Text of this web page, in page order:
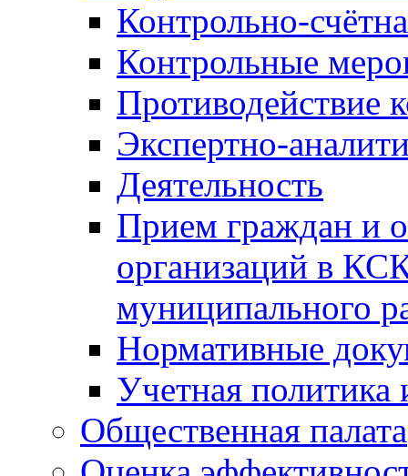
Контрольно-
Контрольные
Противодействие
Экспертно-
Деятельность
Прием граждан и
организаций в
муниципального
Нормативные
Учетная политика
Общественная палата